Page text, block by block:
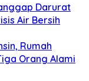
Darurat
Air Bersih
Rumah
Orang Alami